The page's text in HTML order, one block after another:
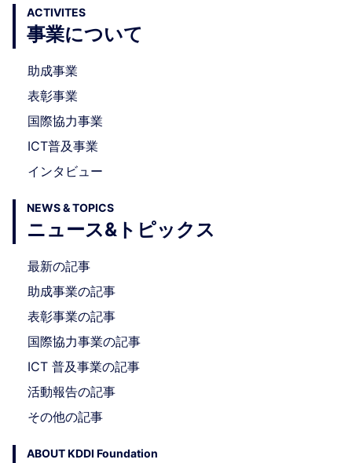
ACTIVITES
事業について
助成事業
表彰事業
国際協力事業
ICT普及事業
インタビュー
NEWS & TOPICS
ニュース&トピックス
最新の記事
助成事業の記事
表彰事業の記事
国際協力事業の記事
ICT 普及事業の記事
活動報告の記事
その他の記事
ABOUT KDDI Foundation